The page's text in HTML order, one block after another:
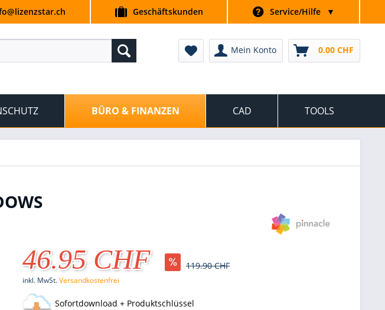
Geschäftskunden Service/Hilfe ▼
Mein Konto 0.00 CHF
BÜRO & FINANZEN CAD TOOLS
46.95 CHF 119.90 CHF
inkl. MwSt.Versandkostenfrei
Sofortdownload + Produktschlüssel